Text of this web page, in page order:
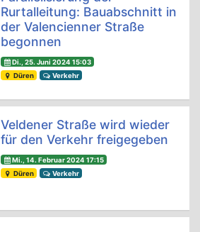
Rurtalleitung: Bauabschnitt in
der Valencienner Straße
begonnen
Di., 25. Juni 2024 15:03
Düren
Verkehr
Veldener Straße wird wieder
für den Verkehr freigegeben
Mi., 14. Februar 2024 17:15
Düren
Verkehr